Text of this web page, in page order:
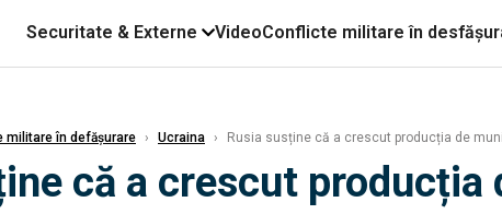
Securitate & Externe VideoConflicte militare în
militare în defășurare › Ucraina › Rusia susține că a crescut producția de
că a crescut producția